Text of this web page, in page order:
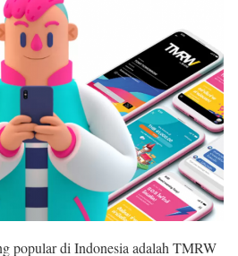
popular di Indonesia adalah TMRW